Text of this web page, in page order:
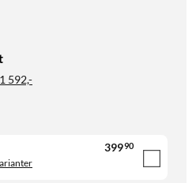
1 592,-
39990